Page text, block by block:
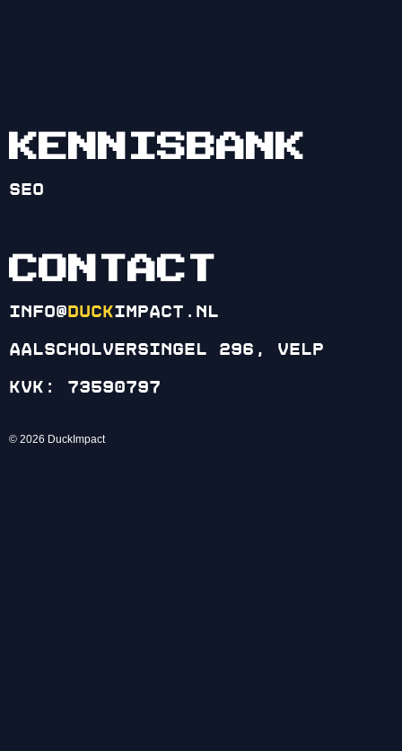
KENNISBANK
SEO
CONTACT
info@duckimpact.nl
Aalscholversingel 296, Velp
KVK: 73590797
© 2026 DuckImpact